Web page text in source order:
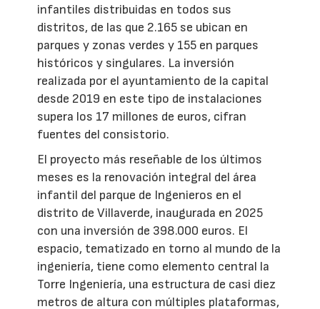
infantiles distribuidas en todos sus
distritos, de las que 2.165 se ubican en
parques y zonas verdes y 155 en parques
históricos y singulares. La inversión
realizada por el ayuntamiento de la capital
desde 2019 en este tipo de instalaciones
supera los 17 millones de euros, cifran
fuentes del consistorio.
El proyecto más reseñable de los últimos
meses es la renovación integral del área
infantil del parque de Ingenieros en el
distrito de Villaverde, inaugurada en 2025
con una inversión de 398.000 euros. El
espacio, tematizado en torno al mundo de la
ingeniería, tiene como elemento central la
Torre Ingeniería, una estructura de casi diez
metros de altura con múltiples plataformas,